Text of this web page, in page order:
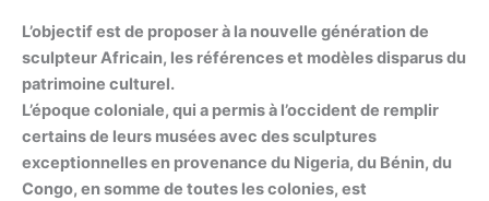
L’objectif est de proposer à la nouvelle génération de
sculpteur Africain, les références et modèles disparus du
patrimoine culturel.
L’époque coloniale, qui a permis à l’occident de remplir
certains de leurs musées avec des sculptures
exceptionnelles en provenance du Nigeria, du Bénin, du
Congo, en somme de toutes les colonies, est